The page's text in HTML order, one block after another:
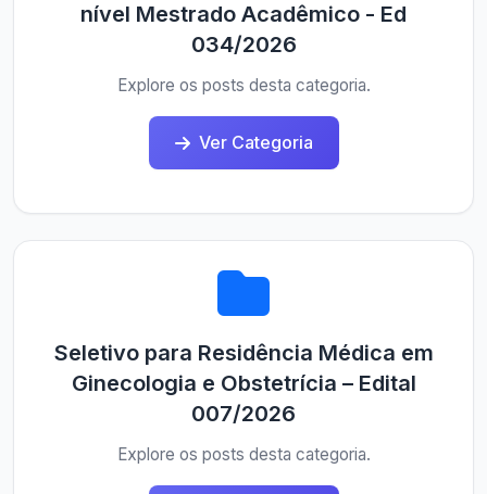
nível Mestrado Acadêmico - Ed
034/2026
Explore os posts desta categoria.
Ver Categoria
Seletivo para Residência Médica em
Ginecologia e Obstetrícia – Edital
007/2026
Explore os posts desta categoria.